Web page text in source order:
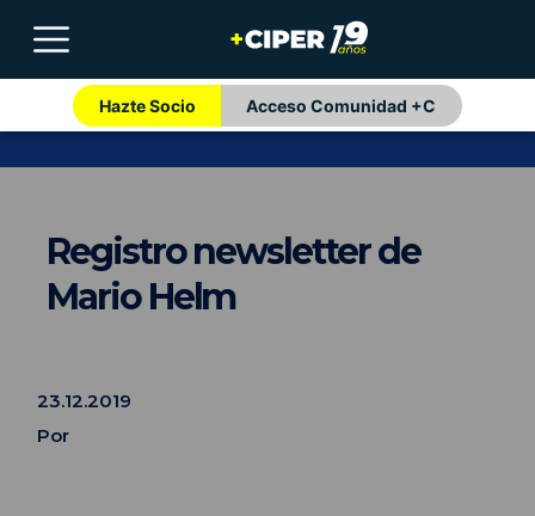
Hazte Socio Acceso Comunidad +C
Registro newsletter de
Mario Helm
23.12.2019
Por